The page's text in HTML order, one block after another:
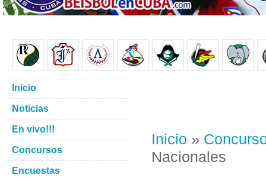
Inicio »
Nacionales
Inicio
Noticias
En vivo!!!
Concursos
Encuestas